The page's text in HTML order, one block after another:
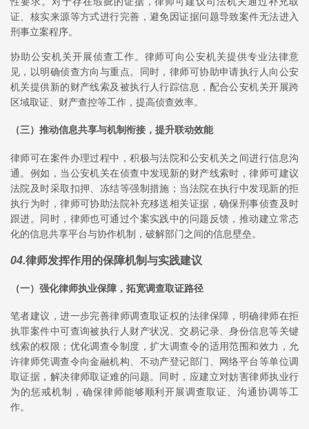
证、核实来源等方式进行完善，避免因证据问题导致案件无法进入
刑事立案程序。
协助公安机关开展侦查工作。律师可向公安机关提供专业法律意
见，以明确侦查方向与重点。同时，律师可协助申请执行人向公安
机关提供新的财产线索及被执行人行踪信息，配合公安机关开展跨
区域取证、财产查控等工作，提高侦查效率。
（三）推动信息共享与机制衔接，提升联动效能
律师可在案件办理过程中，积极与法院和公安机关之间进行信息沟
通。例如，当公安机关在侦查中发现新的财产线索时，律师可建议
法院及时采取扣押、冻结等强制措施；当法院在执行中发现新的拒
执行为时，律师可协助法院补充移送相关证据，确保刑事侦查及时
跟进。同时，律师也可通过个案实践中的问题反馈，推动建立常态
化的信息共享平台与协作机制，破解部门之间的信息壁垒。
04.律师发挥作用的保障机制与实践建议
（一）强化律师执业保障，拓宽调查取证路径
笔者建议，进一步完善律师调查取证权的法律保障，明确律师在拒
执罪案件中可查询被执行人财产状况、交易记录、身份信息等关键
线索的权限；优化调查令制度，扩大调查令的适用范围和效力，允
许律师凭调查令向金融机构、不动产登记部门、网络平台等单位调
取证据，解决律师取证难的问题。同时，应建立对妨害律师执业行
为的惩戒机制，确保律师能够顺利开展调查取证、沟通协调等工
作。